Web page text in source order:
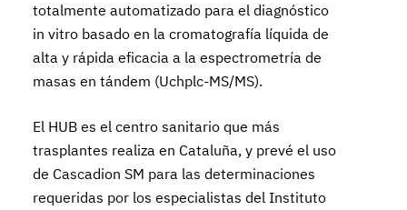
totalmente automatizado para el diagnóstico
in vitro basado en la cromatografía líquida de
alta y rápida eficacia a la espectrometría de
masas en tándem (Uchplc-MS/MS).
El HUB es el centro sanitario que más
trasplantes realiza en Cataluña, y prevé el uso
de Cascadion SM para las determinaciones
requeridas por los especialistas del Instituto